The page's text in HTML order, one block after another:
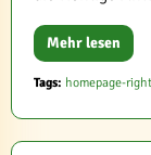
Mehr lesen
Tags: homepage-right